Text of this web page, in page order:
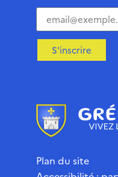
S'inscrire
Plan du site